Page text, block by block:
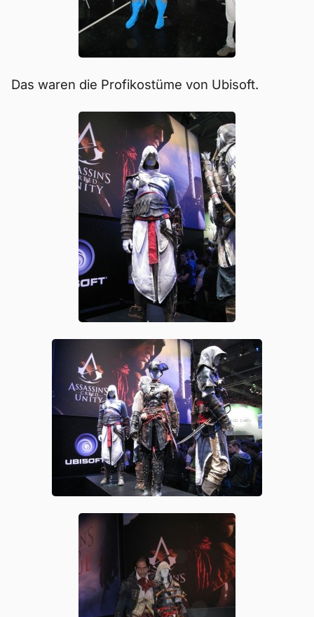
Das waren die Profikostüme von Ubisoft.